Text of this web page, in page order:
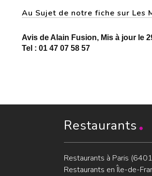
Au Sujet de notre fiche sur Les
Avis de Alain Fusion, Mis à jour le
Tel : 01 47 07 58 57
Restaurants
Restaurants à Paris
Restaurants en Île-de-